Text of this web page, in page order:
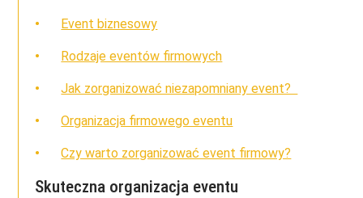
Event biznesowy
Rodzaje eventów firmowych
Jak zorganizować niezapomniany event?
Organizacja firmowego eventu
Czy warto zorganizować event firmowy?
Skuteczna organizacja eventu